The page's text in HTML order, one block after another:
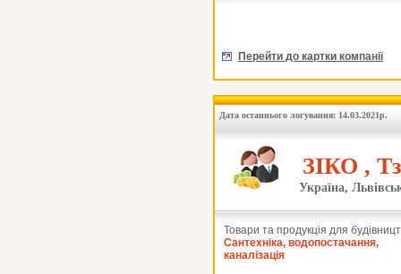
Перейти до картки компанії
Дата останнього логування: 14.03.2021р.
ЗІКО ,
Україна,
Товари та продукція для
Сантехніка, водопостачання,
каналізація